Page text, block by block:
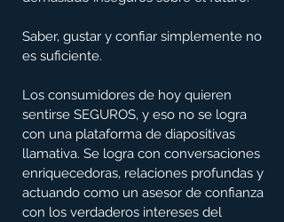
Saber, gustar y confiar simplemente no
es suficiente.
Los consumidores de hoy quieren
sentirse SEGUROS, y eso no se logra
con una plataforma de diapositivas
llamativa. Se logra con conversaciones
enriquecedoras, relaciones profundas y
actuando como un asesor de confianza
con los verdaderos intereses del